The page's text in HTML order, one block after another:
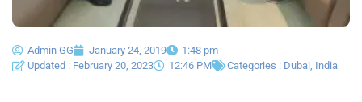
Admin GG January 24, 2019
1:48 pm
Updated : February 20, 2023
12:46 PM Categories : Dubai, India